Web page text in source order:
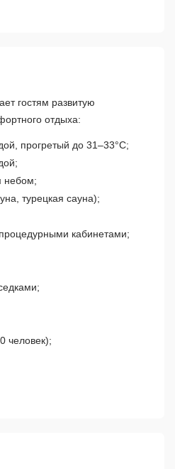
гостям развитую
отдыха:
прогретый до 31–33°C;
небом;
турецкая сауна);
кабинетами;
человек);